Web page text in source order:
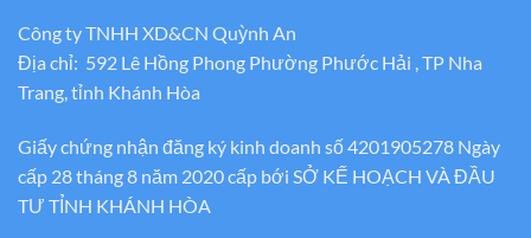
Công ty TNHH XD&CN Quỳnh An
Địa chỉ: 592 Lê Hồng Phong Phường Phước Hải , TP Nha
Trang, tỉnh Khánh Hòa
Giấy chứng nhận đăng ký kinh doanh số 4201905278 Ngày
cấp 28 tháng 8 năm 2020 cấp bới SỞ KẾ HOẠCH VÀ ĐẦU
TƯ TỈNH KHÁNH HÒA